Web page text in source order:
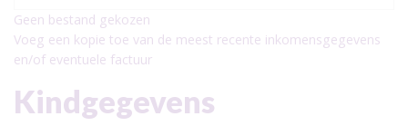
Geen bestand gekozen
Voeg een kopie toe van de meest recente inkomensgegevens
en/of eventuele factuur
Kindgegevens